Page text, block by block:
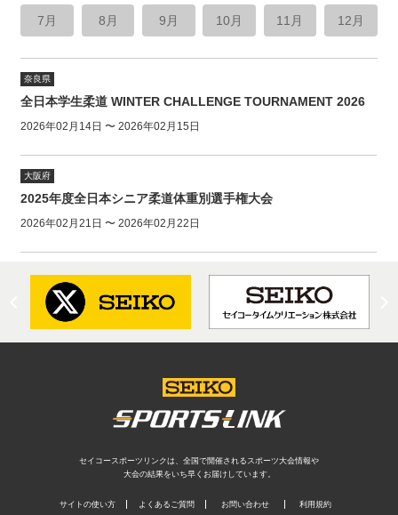
7月 8月 9月 10月 11月 12月
奈良県
全日本学生柔道 WINTER CHALLENGE TOURNAMENT 2026
2026年02月14日 〜 2026年02月15日
大阪府
2025年度全日本シニア柔道体重別選手権大会
2026年02月21日 〜 2026年02月22日
セイコースポーツリンクは、全国で開催されるスポーツ大会情報や
大会の結果をいち早くお届けしています。
サイトの使い方 よくあるご質問 お問い合わせ 利用規約